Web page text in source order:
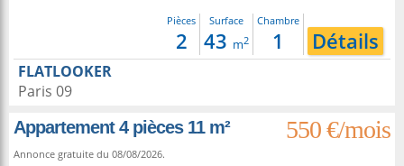
Pièces
2
Surface
43 m2
Chambre
1 Détails
FLATLOOKER
Paris 09
Appartement 4 pièces 11 m²
550 €/mois
Annonce gratuite du 08/08/2026.